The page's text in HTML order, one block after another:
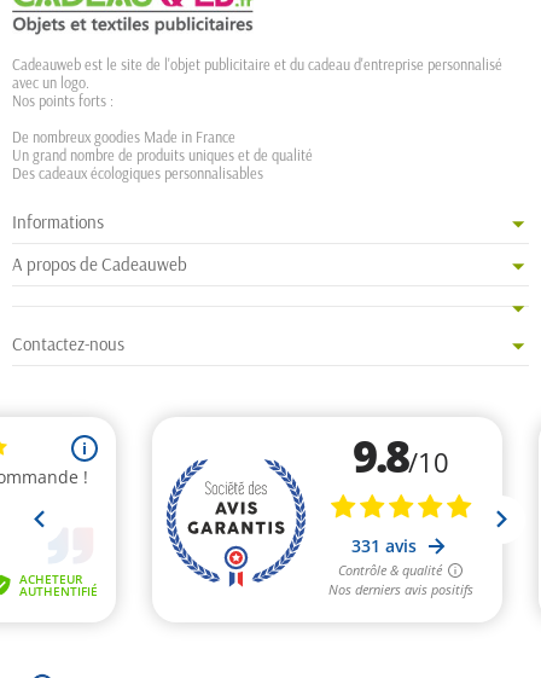
Cadeauweb est le site de l'objet publicitaire et du cadeau d'entreprise personnalisé
avec un logo.
Nos points forts :
De nombreux goodies Made in France
Un grand nombre de produits uniques et de qualité
Des cadeaux écologiques personnalisables
Informations
A propos de Cadeauweb
Contactez-nous